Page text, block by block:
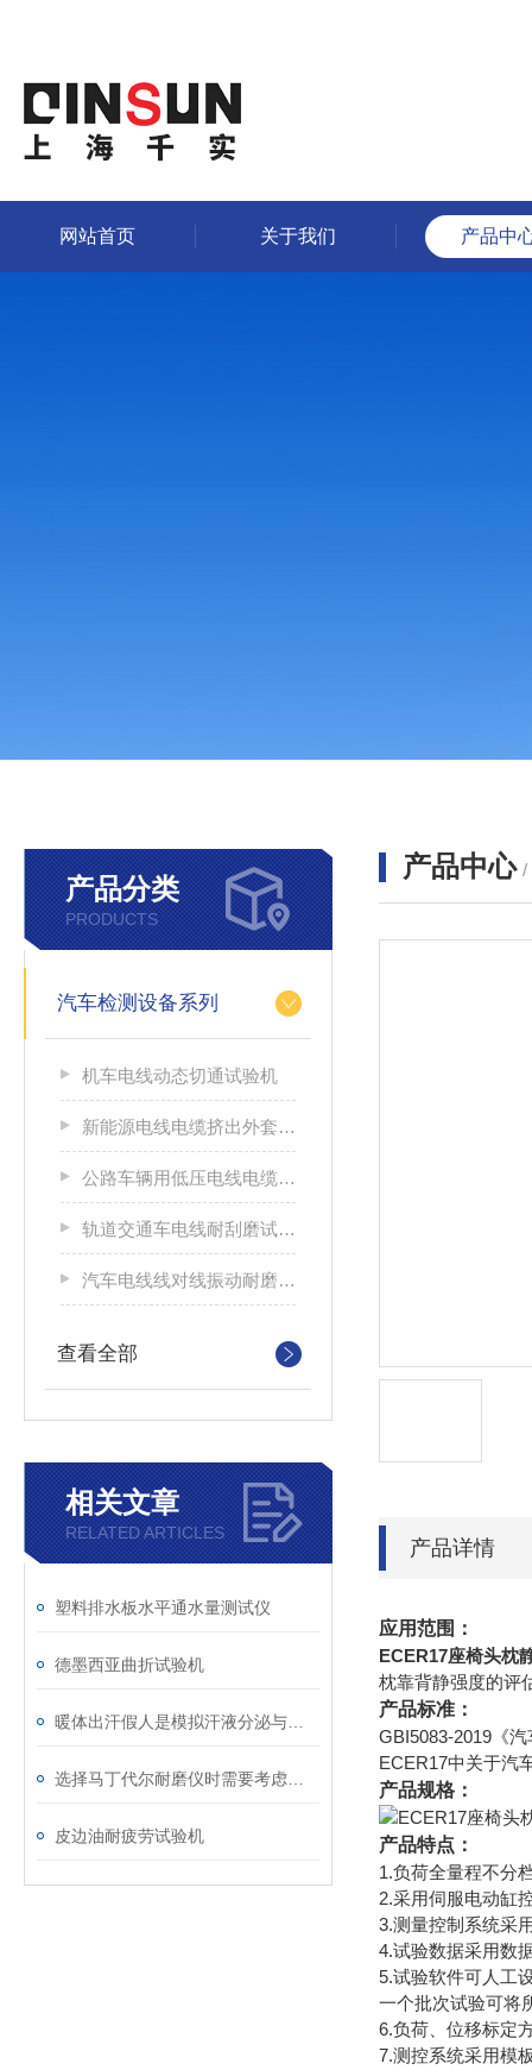
网站首页 关于我们 产品中
产品分类
PRODUCTS
汽车检测设备系列
机车电线动态切通试验机
新能源电线电缆挤出外套刮磨试验仪
公路车辆用低压电线电缆耐刮磨试验机
轨道交通车电线耐刮磨试验机
汽车电线线对线振动耐磨试验机
查看全部
相关文章
RELATED ARTICLES
塑料排水板水平通水量测试仪
德墨西亚曲折试验机
皮边油耐疲劳试验机
产品中心 /
产品详情
应用范围：
ECER17座椅头枕
枕靠背静强度的评
产品标准：
GBI5083-2019《
ECER17中关于汽
产品规格：
产品特点：
1.负荷全量程不分
2.采用伺服电动缸
3.测量控制系统采
4.试验数据采用数
5.试验软件可人工
一个批次试验可将
6.负荷、位移标定
7.测控系统采用模